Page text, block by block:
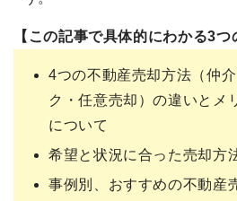
【この記事で具体的にわかる3つ
4つの不動産売却方法（仲
ク・任意売却）の違いとメ
について
希望と状況に合った売却方
事例別、おすすめの不動産